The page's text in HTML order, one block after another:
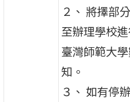
２、 將擇部
至辦理學校
臺灣師範大
知。
３、 如有停